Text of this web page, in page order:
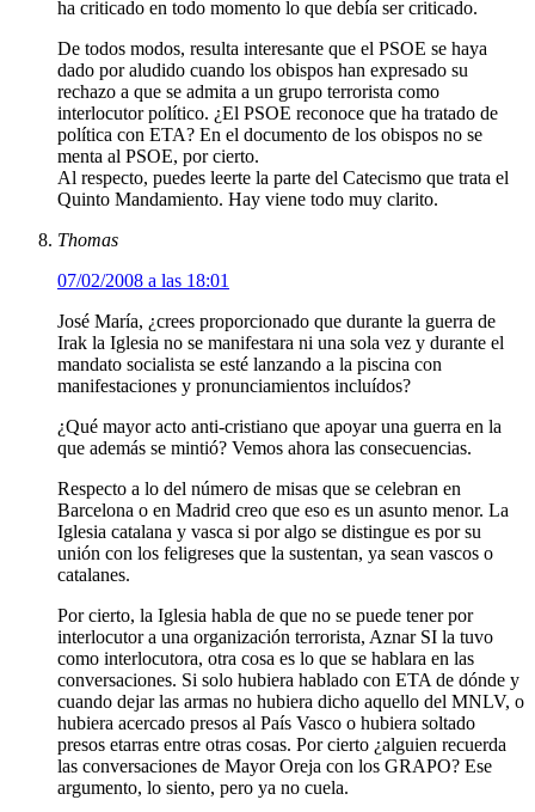
ha criticado en todo momento lo que debía ser criticado.
De todos modos, resulta interesante que el PSOE se haya
dado por aludido cuando los obispos han expresado su
rechazo a que se admita a un grupo terrorista como
interlocutor político. ¿El PSOE reconoce que ha tratado de
política con ETA? En el documento de los obispos no se
menta al PSOE, por cierto.
Al respecto, puedes leerte la parte del Catecismo que trata el
Quinto Mandamiento. Hay viene todo muy clarito.
Thomas
07/02/2008 a las 18:01
José María, ¿crees proporcionado que durante la guerra de
Irak la Iglesia no se manifestara ni una sola vez y durante el
mandato socialista se esté lanzando a la piscina con
manifestaciones y pronunciamientos incluídos?
¿Qué mayor acto anti-cristiano que apoyar una guerra en la
que además se mintió? Vemos ahora las consecuencias.
Respecto a lo del número de misas que se celebran en
Barcelona o en Madrid creo que eso es un asunto menor. La
Iglesia catalana y vasca si por algo se distingue es por su
unión con los feligreses que la sustentan, ya sean vascos o
catalanes.
Por cierto, la Iglesia habla de que no se puede tener por
interlocutor a una organización terrorista, Aznar SI la tuvo
como interlocutora, otra cosa es lo que se hablara en las
conversaciones. Si solo hubiera hablado con ETA de dónde y
cuando dejar las armas no hubiera dicho aquello del MNLV, o
hubiera acercado presos al País Vasco o hubiera soltado
presos etarras entre otras cosas. Por cierto ¿alguien recuerda
las conversaciones de Mayor Oreja con los GRAPO? Ese
argumento, lo siento, pero ya no cuela.